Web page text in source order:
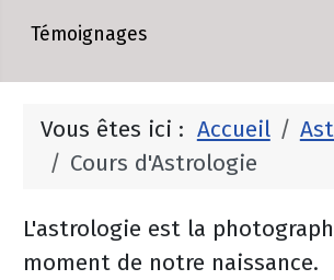
Témoignages
Vous êtes ici : Accueil
Cours d'Astrologie
L'astrologie est la
moment de notre naissance.